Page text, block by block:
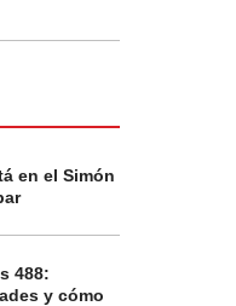
en el Simón
488:
y cómo